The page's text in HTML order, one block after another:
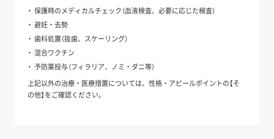
保護時のメディカルチェック（血液検査、必要に応じた検査）
避妊・去勢
歯科処置（抜歯、スケーリング）
混合ワクチン
予防薬投与（フィラリア、ノミ・ダニ等）
上記以外の治療・医療措置については、性格・アピールポイントの【そ
の他】をご確認ください。